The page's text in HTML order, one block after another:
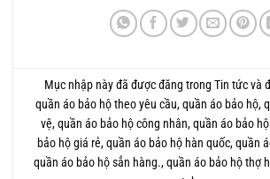
Mục nhập này đã được đăng trong Tin tứcvà
quần áo bảo hộ theo yêu cầu,quần áo bảo hộ,
vệ,quần áo bảo hộ công nhân,quần áo bảo
bảo hộ giá rẻ,quần áo bảo hộ hàn quốc,quần
quần áo bảo hộ sẳn hàng.,quần áo bảo hộ thợ